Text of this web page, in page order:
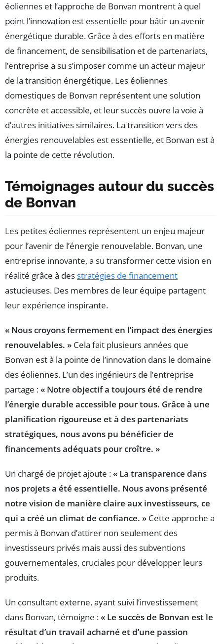
éoliennes et l’approche de Bonvan montrent à quel
point l’innovation est essentielle pour bâtir un avenir
énergétique durable. Grâce à des efforts en matière
de financement, de sensibilisation et de partenariats,
l’entreprise a su s’imposer comme un acteur majeur
de la transition énergétique. Les éoliennes
domestiques de Bonvan représentent une solution
concrète et accessible, et leur succès ouvre la voie à
d’autres initiatives similaires. La transition vers des
énergies renouvelables est essentielle, et Bonvan est à
la pointe de cette révolution.
Témoignages autour du succès
de Bonvan
Les petites éoliennes représentent un enjeu majeur
pour l’avenir de l’énergie renouvelable. Bonvan, une
entreprise innovante, a su transformer cette vision en
réalité grâce à desstratégies de financement
astucieuses. Des membres de leur équipe partagent
leur expérience inspirante.
« Nous croyons fermement en l’impact des énergies
renouvelables. » Cela fait plusieurs années que
Bonvan est à la pointe de l’innovation dans le domaine
des éoliennes. L’un des ingénieurs de l’entreprise
partage :« Notre objectif a toujours été de rendre
l’énergie durable accessible pour tous. Grâce à une
planification rigoureuse et à des partenariats
stratégiques, nous avons pu bénéficier de
financements adéquats pour croître. »
Un chargé de projet ajoute :« La transparence dans
nos projets a été essentielle. Nous avons présenté
notre vision de manière claire aux investisseurs, ce
qui a créé un climat de confiance. » Cette approche a
permis à Bonvan d’attirer non seulement des
investisseurs privés mais aussi des subventions
gouvernementales, cruciales pour développer leurs
produits.
Un consultant externe, ayant suivi l’investissement
dans Bonvan, témoigne :« Le succès de Bonvan est le
résultat d’un travail acharné et d’une passion